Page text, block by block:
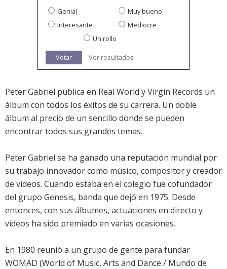
Genial
Muy bueno
Interesante
Mediocre
Un rollo
Votar Ver resultados
Peter Gabriel publica en Real World y Virgin Records un
álbum con todos los éxitos de su carrera. Un doble
álbum al precio de un sencillo donde se pueden
encontrar todos sus grandes temas.
Peter Gabriel se ha ganado una reputación mundial por
su trabajo innovador como músico, compositor y creador
de vídeos. Cuando estaba en el colegio fue cofundador
del grupo Genesis, banda que dejó en 1975. Desde
entonces, con sus álbumes, actuaciones en directo y
vídeos ha sido premiado en varias ocasiones.
En 1980 reunió a un grupo de gente para fundar
WOMAD (World of Music, Arts and Dance / Mundo de